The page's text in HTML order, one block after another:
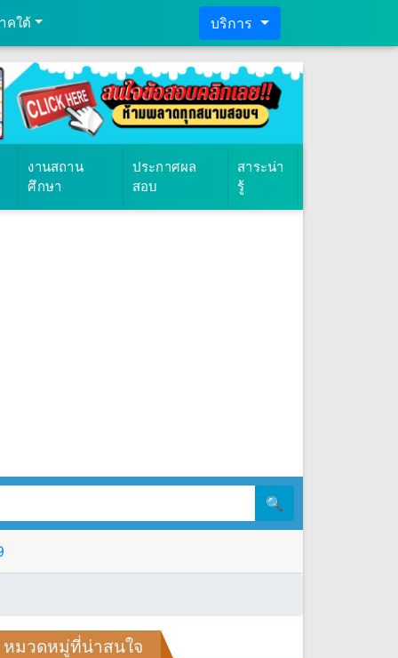
คใต้ บริการ
งานสถาน
ศึกษา
ประกาศผล
สอบ
สาระน่า
รู้
🔍
หมวดหมู่ที่น่าสนใจ